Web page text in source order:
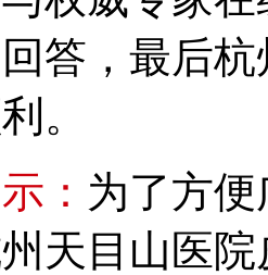
答，最后
。
： 为了方
天目山医